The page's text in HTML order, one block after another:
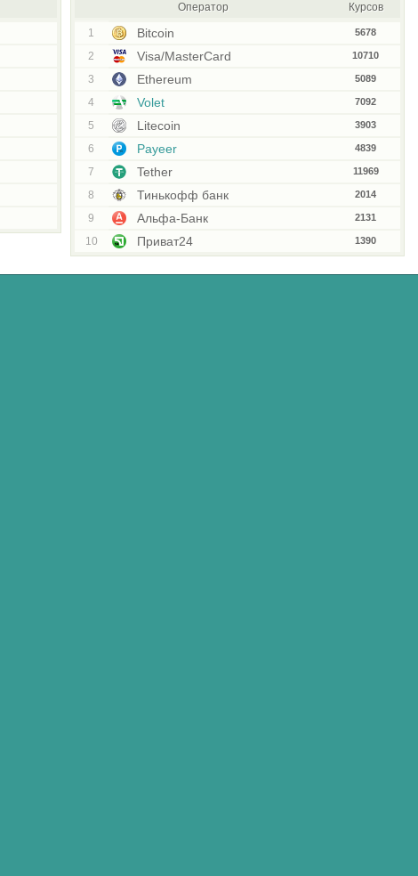
Оператор Курсов
1 Bitcoin 5678
2 Visa/MasterCard 10710
3 Ethereum 5089
4 Volet 7092
5 Litecoin 3903
6 Payeer 4839
7 Tether 11969
8 Тинькофф банк 2014
9 Альфа-Банк 2131
10 Приват24 1390